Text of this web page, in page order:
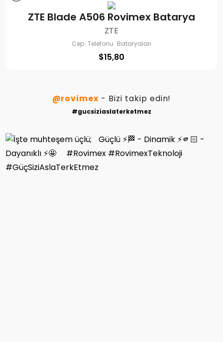
ZTE Blade A506 Rovimex Batarya
ZTE
Cep Telefonu Bataryaları
$15,80
@rovimex - Bizi takip edin!
#gucsiziaslaterketmez